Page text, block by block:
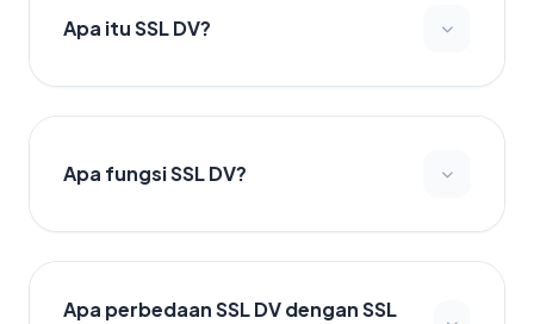
Apa itu SSL DV?
Apa fungsi SSL DV?
Apa perbedaan SSL DV dengan SSL